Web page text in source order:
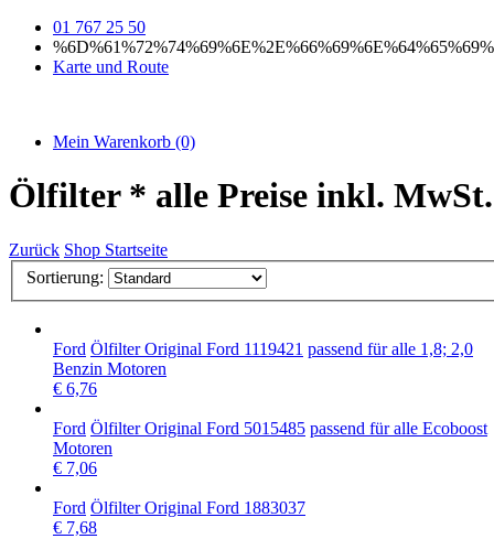
01 767 25 50
Karte und Route
Mein Warenkorb (0)
Ölfilter * alle Preise inkl. MwSt.
Zurück Shop Startseite
Sortierung:
Ford Ölfilter Original Ford 1119421 passend für alle 1,8; 2,0
Benzin Motoren
€ 6,76
Ford Ölfilter Original Ford 5015485 passend für alle Ecoboost
Motoren
€ 7,06
Ford Ölfilter Original Ford 1883037
€ 7,68